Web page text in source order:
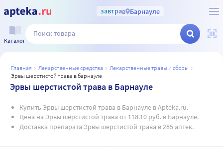
завтрав Барнауле
Каталог
главная лекарственные средства
лекарственные травы и сборы
эрвы шерстистой трава в барнауле
Эрвы шерстистой трава в Барнауле
Купить Эрвы шерстистой трава в Барнауле в Apteka.ru.
Цена на Эрвы шерстистой трава от 118.10 руб. в Барнауле.
Доставка препарата Эрвы шерстистой трава в 285 аптек.